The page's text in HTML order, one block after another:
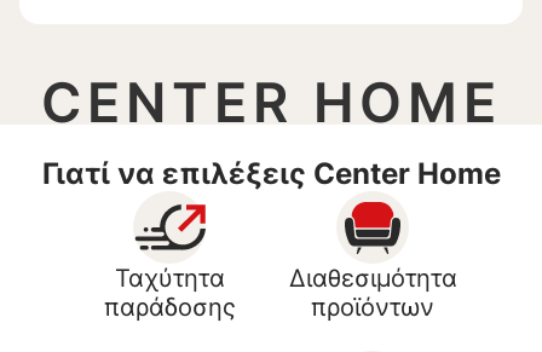
CENTER HOME
Γιατί να επιλέξεις Center Home
Ταχύτητα
παράδοσης
Διαθεσιμότητα
προϊόντων